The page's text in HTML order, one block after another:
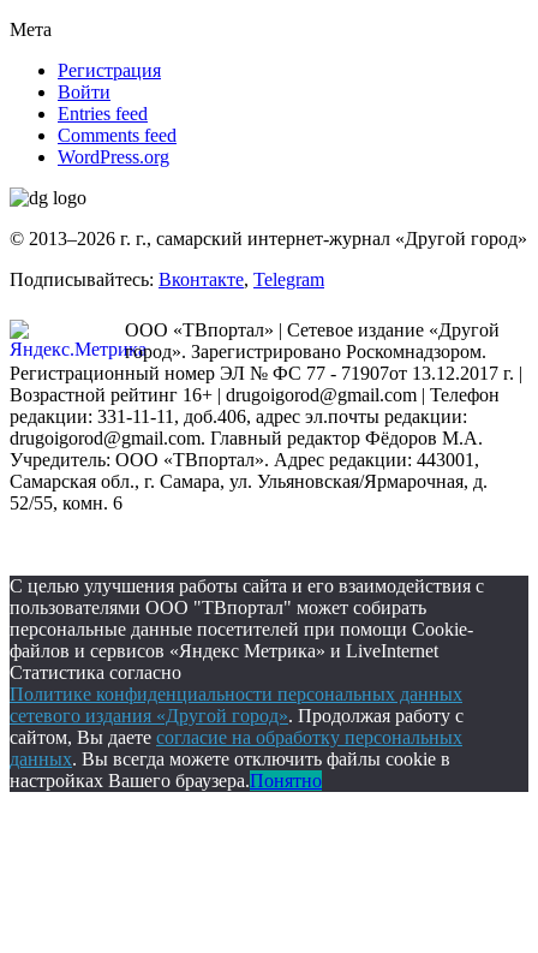
Мета
Регистрация
Войти
Entries feed
Comments feed
WordPress.org
© 2013–2026 г. г., самарский интернет-журнал «Другой город»
Подписывайтесь: Вконтакте, Telegram
ООО «ТВпортал» | Сетевое издание «Другой
город». Зарегистрировано Роскомнадзором.
Регистрационный номер ЭЛ № ФС 77 - 71907от 13.12.2017 г. |
Возрастной рейтинг 16+ | drugoigorod@gmail.com | Телефон
редакции: 331-11-11, доб.406, адрес эл.почты редакции:
drugoigorod@gmail.com. Главный редактор Фёдоров М.А.
Учредитель: ООО «ТВпортал». Адрес редакции: 443001,
Самарская обл., г. Самара, ул. Ульяновская/Ярмарочная, д.
52/55, комн. 6
С целью улучшения работы сайта и его взаимодействия с
пользователями ООО "ТВпортал" может собирать
персональные данные посетителей при помощи Cookie-
файлов и сервисов «Яндекс Метрика» и LiveInternet
Статистика согласно
Политике конфиденциальности персональных данных
сетевого издания «Другой город». Продолжая работу с
сайтом, Вы даете согласие на обработку персональных
данных. Вы всегда можете отключить файлы cookie в
настройках Вашего браузера.Понятно